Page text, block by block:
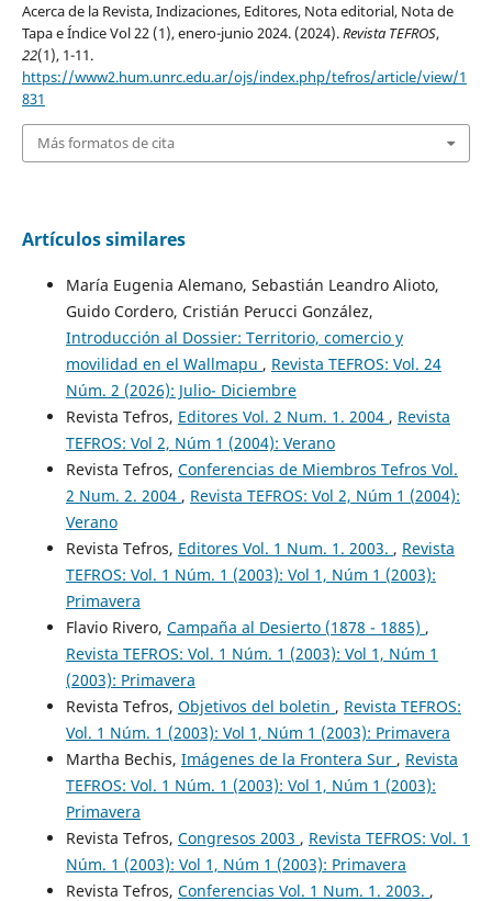
Acerca de la Revista, Indizaciones, Editores, Nota editorial, Nota de
Tapa e Índice Vol 22 (1), enero-junio 2024. (2024).Revista TEFROS,
22(1), 1-11.
https://www2.hum.unrc.edu.ar/ojs/index.php/tefros/article/view/1
831
Más formatos de cita
Artículos similares
María Eugenia Alemano, Sebastián Leandro Alioto,
Guido Cordero, Cristián Perucci González,
Introducción al Dossier: Territorio, comercio y
movilidad en el Wallmapu , Revista TEFROS: Vol. 24
Núm. 2 (2026): Julio- Diciembre
Revista Tefros, Editores Vol. 2 Num. 1. 2004 , Revista
TEFROS: Vol 2, Núm 1 (2004): Verano
Revista Tefros, Conferencias de Miembros Tefros Vol.
2 Num. 2. 2004 , Revista TEFROS: Vol 2, Núm 1 (2004):
Verano
Revista Tefros, Editores Vol. 1 Num. 1. 2003. , Revista
TEFROS: Vol. 1 Núm. 1 (2003): Vol 1, Núm 1 (2003):
Primavera
Flavio Rivero, Campaña al Desierto (1878 - 1885) ,
Revista TEFROS: Vol. 1 Núm. 1 (2003): Vol 1, Núm 1
(2003): Primavera
Revista Tefros, Objetivos del boletin , Revista TEFROS:
Vol. 1 Núm. 1 (2003): Vol 1, Núm 1 (2003): Primavera
Martha Bechis, Imágenes de la Frontera Sur , Revista
TEFROS: Vol. 1 Núm. 1 (2003): Vol 1, Núm 1 (2003):
Primavera
Revista Tefros, Congresos 2003 , Revista TEFROS: Vol. 1
Núm. 1 (2003): Vol 1, Núm 1 (2003): Primavera
Revista Tefros, Conferencias Vol. 1 Num. 1. 2003. ,